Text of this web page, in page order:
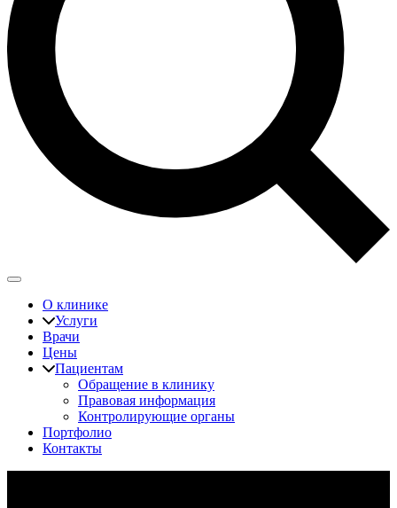
О клинике
Услуги
Врачи
Цены
Пациентам
Обращение в клинику
Правовая информация
Контролирующие органы
Портфолио
Контакты